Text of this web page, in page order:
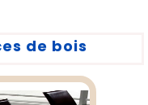
de bois